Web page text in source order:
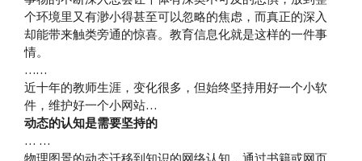
个环境里又有渺小得甚至可以忽略的焦虑，而真正的深入
却能带来触类旁通的惊喜。教育信息化就是这样的一件事
情。
……
近十年的教师生涯，变化很多，但始终坚持用好一个小软
件，维护好一个小网站…
动态的认知是需要坚持的
… …
物理图景的动态迁移到知识的网络认知，通过书籍或网页